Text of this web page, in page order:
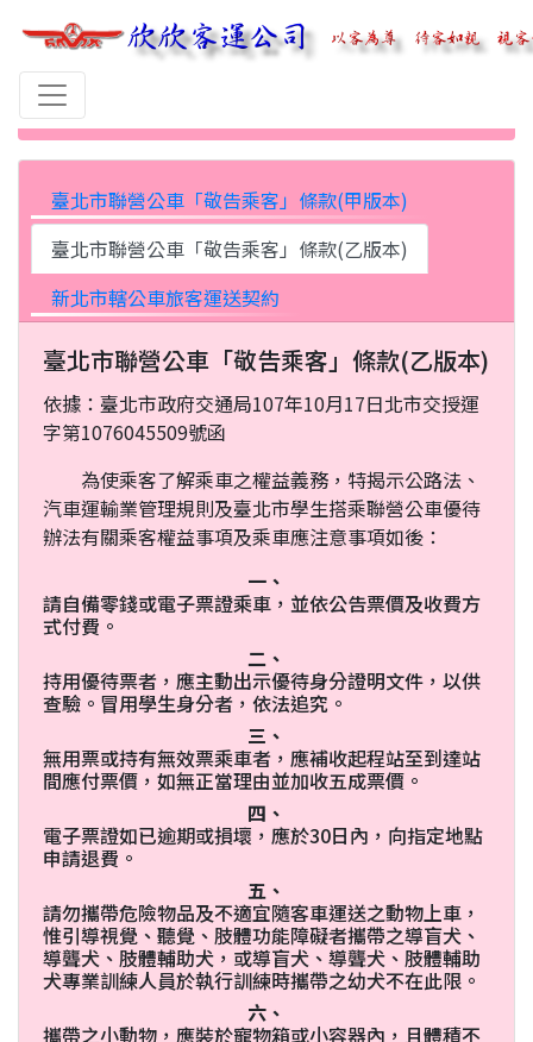
首頁
臺北市聯營公車「敬告乘客」條款(甲版本)
臺北市聯營公車「敬告乘客」條款(乙版本)
新北市轄公車旅客運送契約
臺北市聯營公車「敬告乘客」條款(乙版本)
依據：臺北市政府交通局107年10月17日北市交授運
字第1076045509號函
為使乘客了解乘車之權益義務，特揭示公路法、
汽車運輸業管理規則及臺北市學生搭乘聯營公車優待
辦法有關乘客權益事項及乘車應注意事項如後：
一、
請自備零錢或電子票證乘車，並依公告票價及收費方
式付費。
二、
持用優待票者，應主動出示優待身分證明文件，以供
查驗。冒用學生身分者，依法追究。
三、
無用票或持有無效票乘車者，應補收起程站至到達站
間應付票價，如無正當理由並加收五成票價。
四、
電子票證如已逾期或損壞，應於30日內，向指定地點
申請退費。
五、
請勿攜帶危險物品及不適宜隨客車運送之動物上車，
惟引導視覺、聽覺、肢體功能障礙者攜帶之導盲犬、
導聾犬、肢體輔助犬，或導盲犬、導聾犬、肢體輔助
犬專業訓練人員於執行訓練時攜帶之幼犬不在此限。
六、
攜帶之小動物，應裝於寵物箱或小容器內，且體積不